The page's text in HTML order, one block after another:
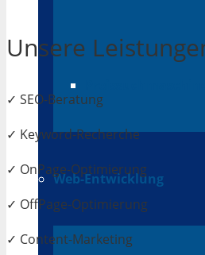
Web-Entwicklung
Unsere
✓ SEO-Beratung
✓ Keyword-Recherche
✓ OnPage-Optimierung
✓ OffPage-Optimierung
✓ Content-Marketing